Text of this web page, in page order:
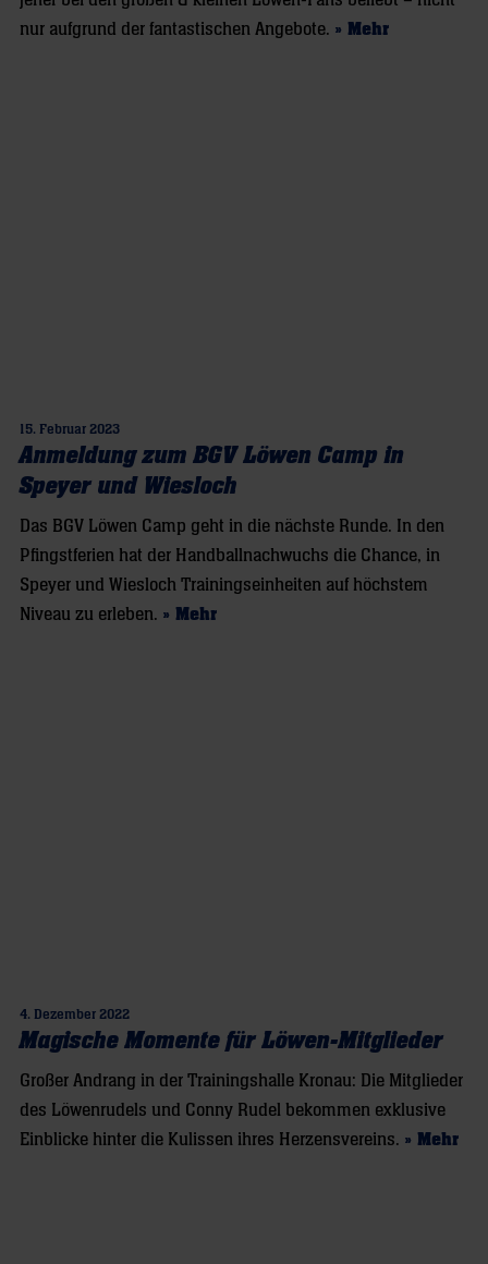
nur aufgrund der fantastischen Angebote. » Mehr
15. Februar 2023
Anmeldung zum BGV Löwen Camp in
Speyer und Wiesloch
Das BGV Löwen Camp geht in die nächste Runde. In den
Pfingstferien hat der Handballnachwuchs die Chance, in
Speyer und Wiesloch Trainingseinheiten auf höchstem
Niveau zu erleben. » Mehr
4. Dezember 2022
Magische Momente für Löwen-Mitglieder
Großer Andrang in der Trainingshalle Kronau: Die Mitglieder
des Löwenrudels und Conny Rudel bekommen exklusive
Einblicke hinter die Kulissen ihres Herzensvereins. » Mehr